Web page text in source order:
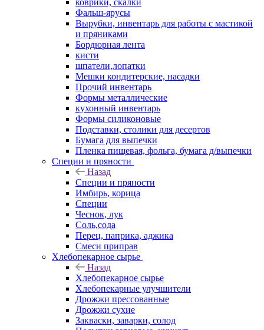
коврики, скалки
Фальш-ярусы
Вырубки, инвентарь для работы с мастикой
и пряниками
Бордюрная лента
кисти
шпатели,лопатки
Мешки кондитерские, насадки
Прочий инвентарь
Формы металлические
кухонный инвентарь
Формы силиконовые
Подставки, столики для десертов
Бумага для выпечки
Пленка пищевая, фольга, бумага д/выпечки
Специи и пряности
Назад
Специи и пряности
Имбирь, корица
Специи
Чеснок, лук
Соль,сода
Перец, паприка, аджика
Смеси приправ
Хлебопекарное сырье
Назад
Хлебопекарное сырье
Хлебопекарные улучшители
Дрожжи прессованные
Дрожжи сухие
Закваски, заварки, солод